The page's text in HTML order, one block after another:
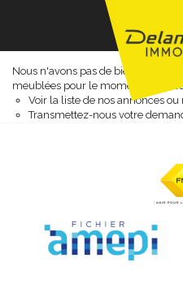
Acheter
Gérance
Locations
Nous n'avons pas de biens à vous
meublées pour le moment ,
Voir la liste de nos annonces ou
Transmettez-nous votre